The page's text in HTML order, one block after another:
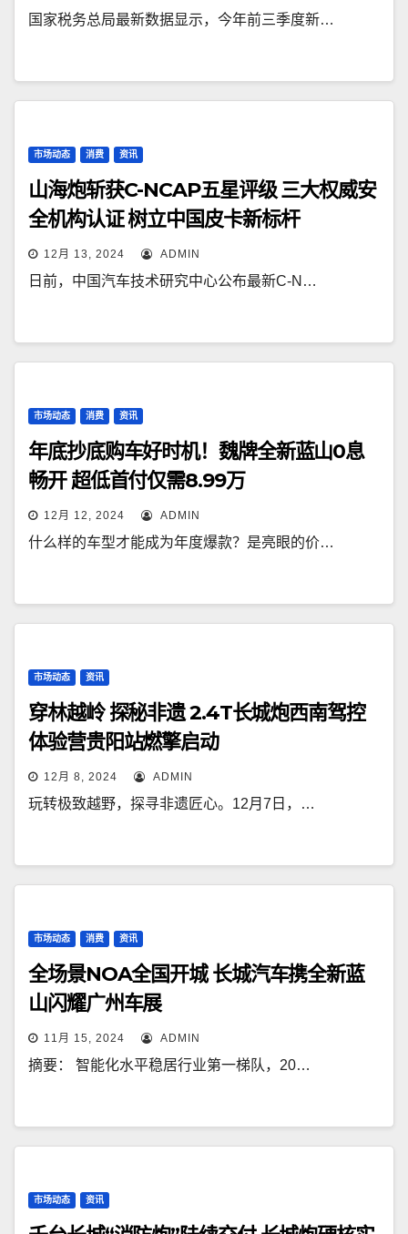
国家税务总局最新数据显示，今年前三季度新…
市场动态 消费 资讯
山海炮斩获C-NCAP五星评级 三大权威安
全机构认证 树立中国皮卡新标杆
12月 13, 2024 ADMIN
日前，中国汽车技术研究中心公布最新C-N…
市场动态 消费 资讯
年底抄底购车好时机！魏牌全新蓝山0息
畅开 超低首付仅需8.99万
12月 12, 2024 ADMIN
什么样的车型才能成为年度爆款？是亮眼的价…
市场动态 资讯
穿林越岭 探秘非遗 2.4T长城炮西南驾控
体验营贵阳站燃擎启动
12月 8, 2024 ADMIN
玩转极致越野，探寻非遗匠心。12月7日，…
市场动态 消费 资讯
全场景NOA全国开城 长城汽车携全新蓝
山闪耀广州车展
11月 15, 2024 ADMIN
摘要： 智能化水平稳居行业第一梯队，20…
市场动态 资讯